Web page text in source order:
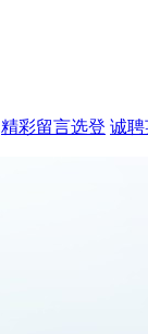
精彩留言选登 诚